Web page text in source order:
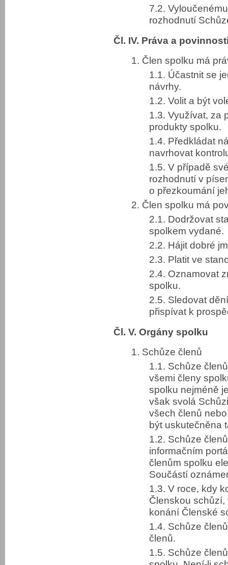
7.2.
rozhodnutí
Čl. IV. Práva a
1. Člen spolku má
1.1. Účastnit se
návrhy.
1.2. Volit a být
1.3. Využívat, za
produkty spolku.
1.4. Předkládat
navrhovat
1.5. V případě
rozhodnutí v
o přezkoumání
2. Člen spolku má
2.1. Dodržovat
spolkem vydané.
2.2. Hájit dobré
2.3. Platit ve
2.4. Oznamovat
spolku.
2.5. Sledovat
přispívat k
Čl. V. Orgány spolku
1. Schůze členů
1.1. Schůze
všemi členy
spolku nejméně
však svolá
všech členů
být uskutečněna
1.2. Schůze
informačním
členům spolku
Součástí
1.3. V roce, kdy
Členskou
konání Členské
1.4. Schůze
členů.
1.5. Schůze